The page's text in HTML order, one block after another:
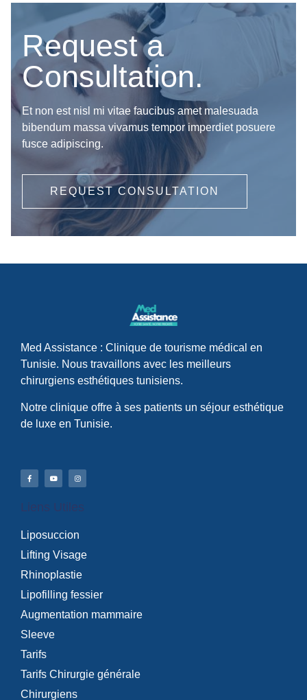
Request a
Consultation.
Et non est nisl mi vitae faucibus amet malesuada
bibendum massa vivamus tempor imperdiet posuere
fusce adipiscing.
REQUEST CONSULTATION
Med Assistance : Clinique de tourisme médical en
Tunisie. Nous travaillons avec les meilleurs
chirurgiens esthétiques tunisiens.
Notre clinique offre à ses patients un séjour esthétique
de luxe en Tunisie.
Liens Utiles
Liposuccion
Lifting Visage
Rhinoplastie
Lipofilling fessier
Augmentation mammaire
Sleeve
Tarifs
Tarifs Chirurgie générale
Chirurgiens